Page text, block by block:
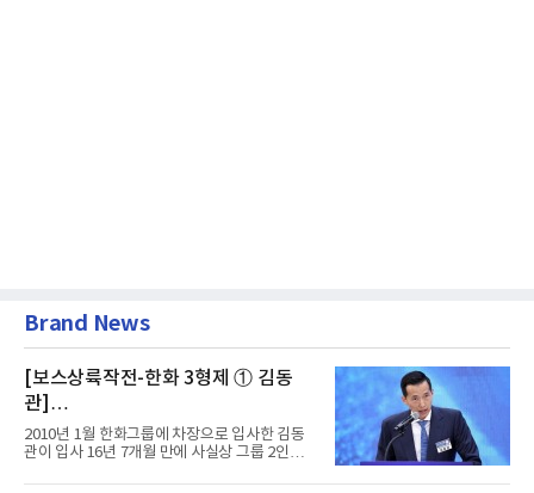
Brand News
[보스상륙작전-한화 3형제 ① 김동
관]
입사 16년 만에 수석부회장 … 경영승
계 ‘초읽기’
2010년 1월 한화그룹에 차장으로 입사한 김동
관이 입사 16년 7개월 만에 사실상 그룹 2인자